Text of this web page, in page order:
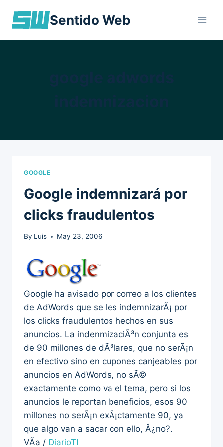
Sentido Web
GOOGLE
Google indemnizará por
clicks fraudulentos
By Luis May 23, 2006
Google ha avisado por correo a los clientes
de AdWords que se les indemnizarÃ¡ por
los clicks fraudulentos hechos en sus
anuncios. La indenmizaciÃ³n conjunta es
de 90 millones de dÃ³lares, que no serÃ¡n
en efectivo sino en cupones canjeables por
anuncios en AdWords, no sÃ©
exactamente como va el tema, pero si los
anuncios le reportan beneficios, esos 90
millones no serÃ¡n exÃ¡ctamente 90, ya
que algo van a sacar con ello, Â¿no?.
VÃ­a / DiarioTI